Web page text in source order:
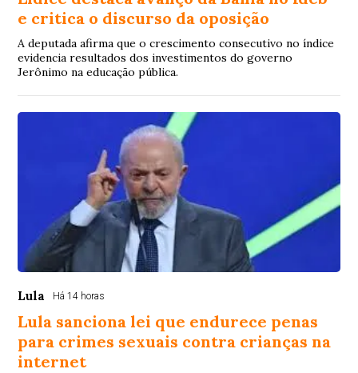
e critica o discurso da oposição
A deputada afirma que o crescimento consecutivo no índice
evidencia resultados dos investimentos do governo
Jerônimo na educação pública.
Lula Há 14 horas
Lula sanciona lei que endurece penas
para crimes sexuais contra crianças na
internet